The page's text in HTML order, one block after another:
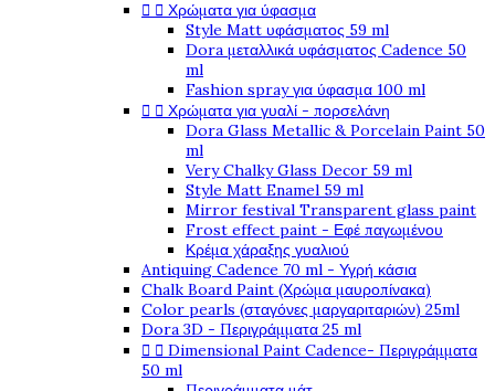
  Χρώματα για ύφασμα
Style Matt υφάσματος 59 ml
Dora μεταλλικά υφάσματος Cadence 50
ml
Fashion spray για ύφασμα 100 ml
  Χρώματα για γυαλί - πορσελάνη
Dora Glass Metallic & Porcelain Paint 50
ml
Very Chalky Glass Decor 59 ml
Style Matt Enamel 59 ml
Mirror festival Transparent glass paint
Frost effect paint - Εφέ παγωμένου
Κρέμα χάραξης γυαλιού
Antiquing Cadence 70 ml - Υγρή κάσια
Chalk Board Paint (Χρώμα μαυροπίνακα)
Color pearls (σταγόνες μαργαριταριών) 25ml
Dora 3D - Περιγράμματα 25 ml
  Dimensional Paint Cadence- Περιγράμματα
50 ml